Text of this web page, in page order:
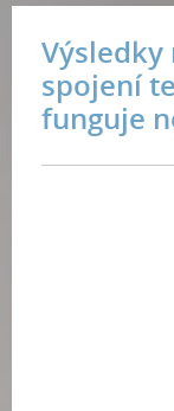
Výsledky
spojení
funguje